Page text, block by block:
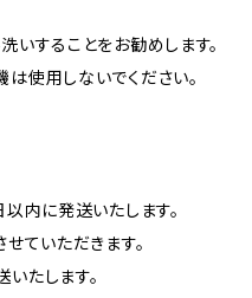
いすることをお勧めします。
使用しないでください。
内に発送いたします。
ていただきます。
たします。